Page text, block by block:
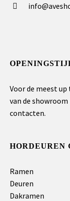
Voor de meest
van de
contacten.
HORDEUREN
Ramen
Deuren
Dakramen